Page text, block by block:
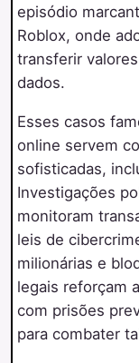
episódio
Roblox, onde
transferir
dados.
Esses casos
online servem
sofisticadas,
Investigações
monitoram
leis de
milionárias e
legais reforçam
com prisões
para combater